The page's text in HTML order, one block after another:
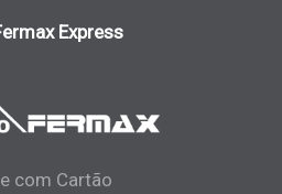
com Cartão
Express